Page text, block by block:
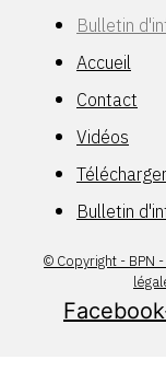
Bulletin
Accueil
Contact
Vidéos
Bulletin
© Copyright - BPN